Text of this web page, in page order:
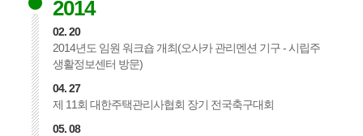
2014
02. 20
2014년도 임원 워크숍 개최(오사카 관리멘션 기구 - 시립주
생활정보센터 방문)
04. 27
제 11회 대한주택관리사협회 장기 전국축구대회
05. 08